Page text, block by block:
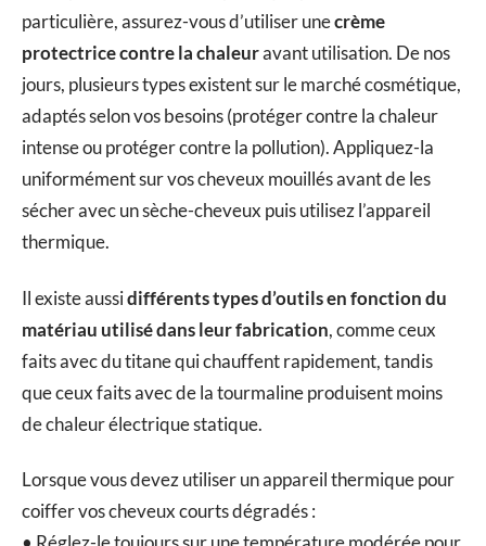
particulière, assurez-vous d’utiliser unecrème
protectrice contre la chaleuravant utilisation. De nos
jours, plusieurs types existent sur le marché cosmétique,
adaptés selon vos besoins (protéger contre la chaleur
intense ou protéger contre la pollution). Appliquez-la
uniformément sur vos cheveux mouillés avant de les
sécher avec un sèche-cheveux puis utilisez l’appareil
thermique.
Il existe aussidifférents types d’outils en fonction du
matériau utilisé dans leur fabrication, comme ceux
faits avec du titane qui chauffent rapidement, tandis
que ceux faits avec de la tourmaline produisent moins
de chaleur électrique statique.
Lorsque vous devez utiliser un appareil thermique pour
coiffer vos cheveux courts dégradés :